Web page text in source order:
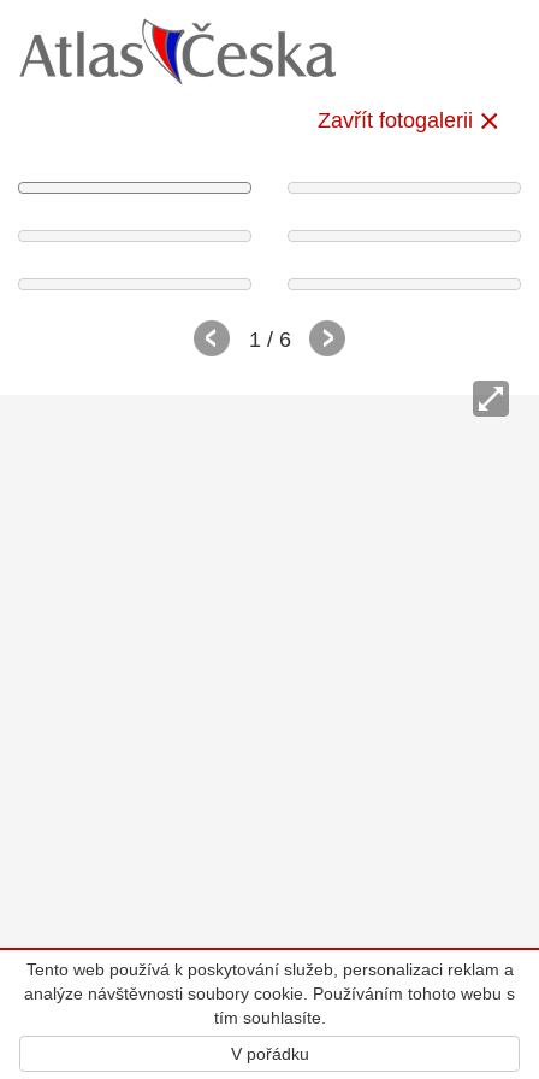
Zavřít fotogalerii
1/ 6
Tento web používá k poskytování služeb, personalizaci reklam a
analýze návštěvnosti soubory cookie. Používáním tohoto webu s
tím souhlasíte.
V pořádku